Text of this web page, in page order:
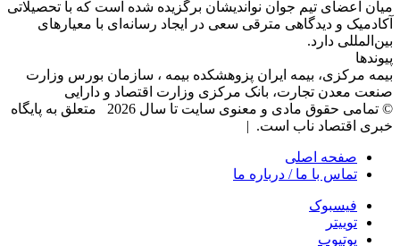
میان اعضای تیم جوان نواندیشان برگزیده شده است که با تحصیلاتی
آکادمیک و دیدگاهی‌ مترقی سعی در ایجاد رسانه‌ای با معیار‌های
بین‌المللی دارد.
پیوندها
بیمه مرکزی، بیمه ایران پزوهشکده بیمه ، سازمان بورس وزارت
صنعت معدن تجارت، بانک مرکزی وزارت اقتصاد و دارایی
© تمامی حقوق مادی و معنوی سایت تا سال 2026 متعلق به پایگاه
خبری اقتصاد ناب است. |
صفحه اصلی
تماس با ما / درباره ما
فیسبوک
توییتر
یوتیوب